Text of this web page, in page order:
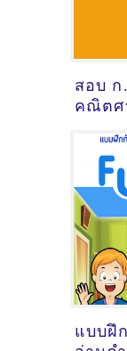
สอบ ก
คณิตศ
แบบฝึ